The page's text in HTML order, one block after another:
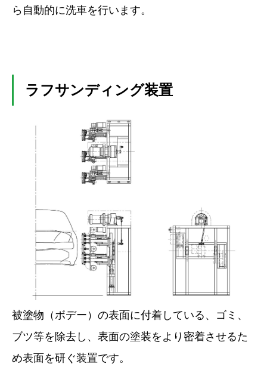
ら自動的に洗車を行います。
ラフサンディング装置
被塗物（ボデー）の表面に付着している、ゴミ、
ブツ等を除去し、表面の塗装をより密着させるた
め表面を研ぐ装置です。